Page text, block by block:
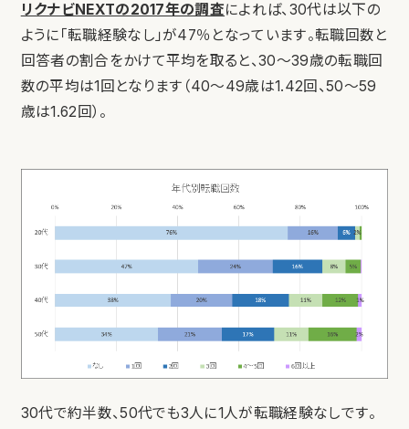
リクナビNEXTの2017年の調査によれば、30代は以下の
ように「転職経験なし」が47％となっています。転職回数と
回答者の割合をかけて平均を取ると、30〜39歳の転職回
数の平均は1回となります（40〜49歳は1.42回、50〜59
歳は1.62回）。
30代で約半数、50代でも3人に1人が転職経験なしです。